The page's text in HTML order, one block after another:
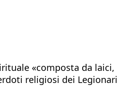
«composta da
religiosi dei